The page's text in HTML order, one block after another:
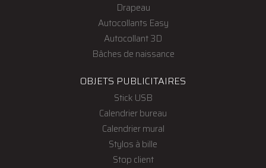
Drapeau
Autocollants Easy
Autocollant 3D
Bâches de naissance
OBJETS PUBLICITAIRES
Stick USB
Calendrier bureau
Calendrier mural
Stylos à bille
Stop client